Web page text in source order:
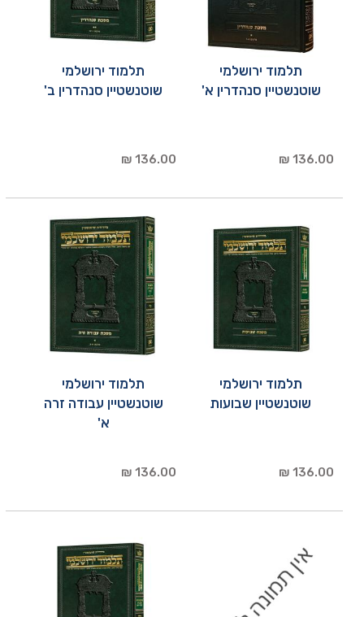
תלמוד ירושלמי
שוטנשטיין סנהדרין א'
136.00 ₪
תלמוד ירושלמי
שוטנשטיין סנהדרין ב'
136.00 ₪
תלמוד ירושלמי
שוטנשטיין שבועות
136.00 ₪
תלמוד ירושלמי
שוטנשטיין עבודה זרה
א'
136.00 ₪